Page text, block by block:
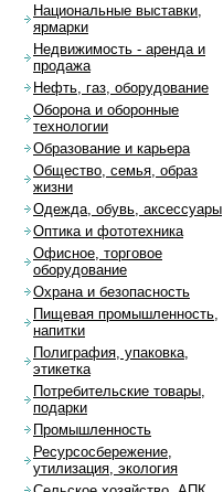
Национальные выставки,
ярмарки
Недвижимость - аренда и
продажа
Нефть, газ, оборудование
Оборона и оборонные
технологии
Образование и карьера
Общество, семья, образ
жизни
Одежда, обувь, аксессуары
Оптика и фототехника
Офисное, торговое
оборудование
Охрана и безопасность
Пищевая промышленность,
напитки
Полиграфия, упаковка,
этикетка
Потребительские товары,
подарки
Промышленность
Ресурсосбережение,
утилизация, экология